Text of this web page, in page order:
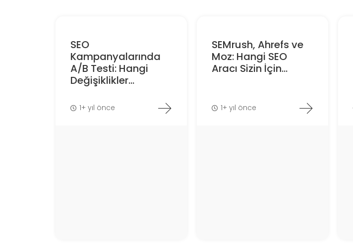
SEO
Kampanyalarında
A/B Testi: Hangi
Değişiklikler...
1+ yıl önce
SEMrush, Ahrefs ve
Moz: Hangi SEO
Aracı Sizin İçin...
1+ yıl önce